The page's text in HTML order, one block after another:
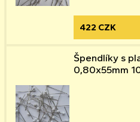
422 CZK
Špendlíky s
0,80x55mm